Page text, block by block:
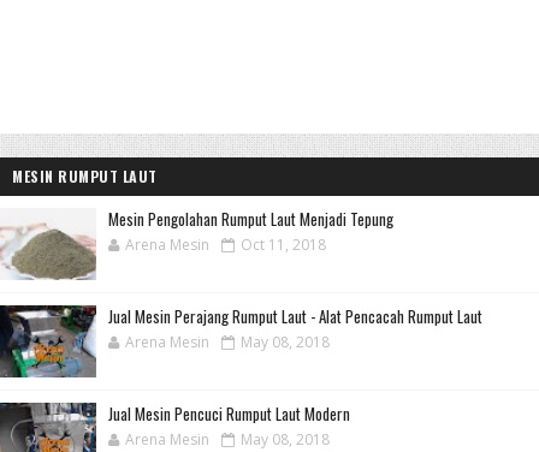
MESIN RUMPUT LAUT
Mesin Pengolahan Rumput Laut Menjadi Tepung
Arena Mesin Oct 11, 2018
Jual Mesin Perajang Rumput Laut - Alat Pencacah Rumput Laut
Arena Mesin May 08, 2018
Jual Mesin Pencuci Rumput Laut Modern
Arena Mesin May 08, 2018